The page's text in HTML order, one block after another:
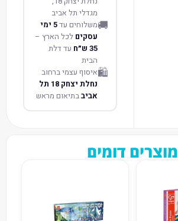
מגדלי תל אביב
🚚משלוחים עד 5 ימי
עסקים לכל הארץ –
35 ש״ח
עד דלת
הבית
🛍️איסוף עצמי ברחוב
נחלת יצחק 18 תל
אביבבתיאום מראש
מוצרים דומים